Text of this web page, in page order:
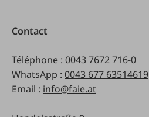
Contact
Téléphone : 0043 7672 716-0
WhatsApp : 0043 677 63514619
Email : info@faie.at